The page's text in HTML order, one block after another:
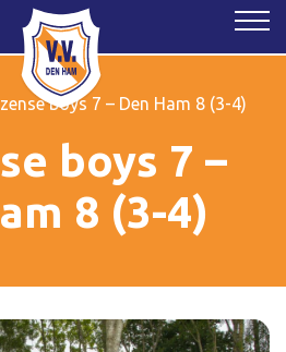
boys 7 – Den Ham 8 (3-4)
boys 7 –
8 (3-4)